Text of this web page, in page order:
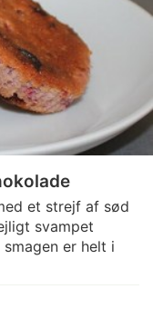
et strejf af sød
svampet
er helt i